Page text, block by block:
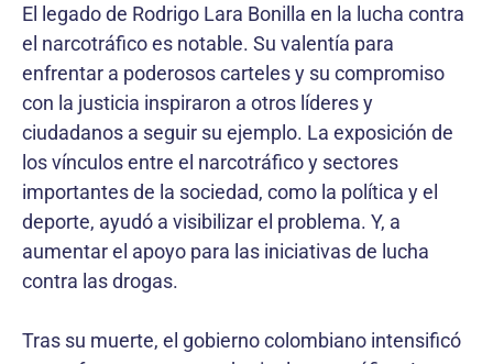
El legado de Rodrigo Lara Bonilla en la lucha contra
el narcotráfico es notable. Su valentía para
enfrentar a poderosos carteles y su compromiso
con la justicia inspiraron a otros líderes y
ciudadanos a seguir su ejemplo. La exposición de
los vínculos entre el narcotráfico y sectores
importantes de la sociedad, como la política y el
deporte, ayudó a visibilizar el problema. Y, a
aumentar el apoyo para las iniciativas de lucha
contra las drogas.
Tras su muerte, el gobierno colombiano intensificó